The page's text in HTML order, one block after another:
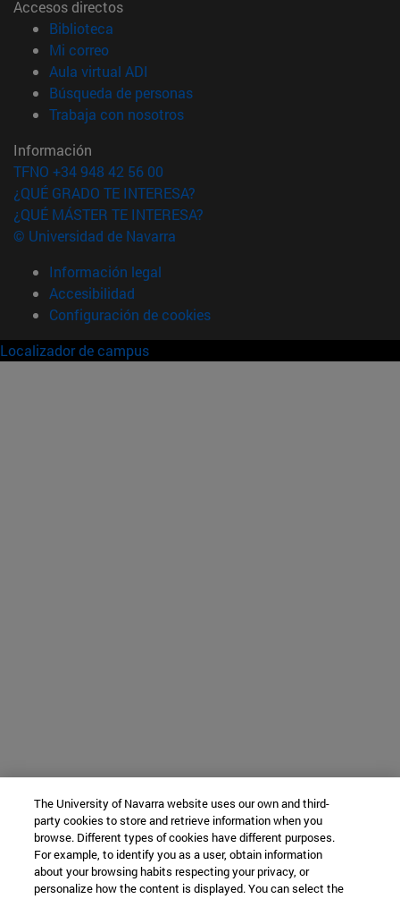
Accesos directos
Biblioteca
Mi correo(abre en nueva ventana)
Aula virtual ADI
Búsqueda de personas(abre en nueva ventana)
Trabaja con nosotros(abre en nueva ventana)
Información
TFNO +34 948 42 56 00
¿QUÉ GRADO TE INTERESA?
¿QUÉ MÁSTER TE INTERESA?
© Universidad de Navarra
Información legal
Accesibilidad
Configuración de cookies
Localizador de campus
The University of Navarra website uses our own and third-
party cookies to store and retrieve information when you
browse. Different types of cookies have different purposes.
For example, to identify you as a user, obtain information
about your browsing habits respecting your privacy, or
personalize how the content is displayed. You can select the